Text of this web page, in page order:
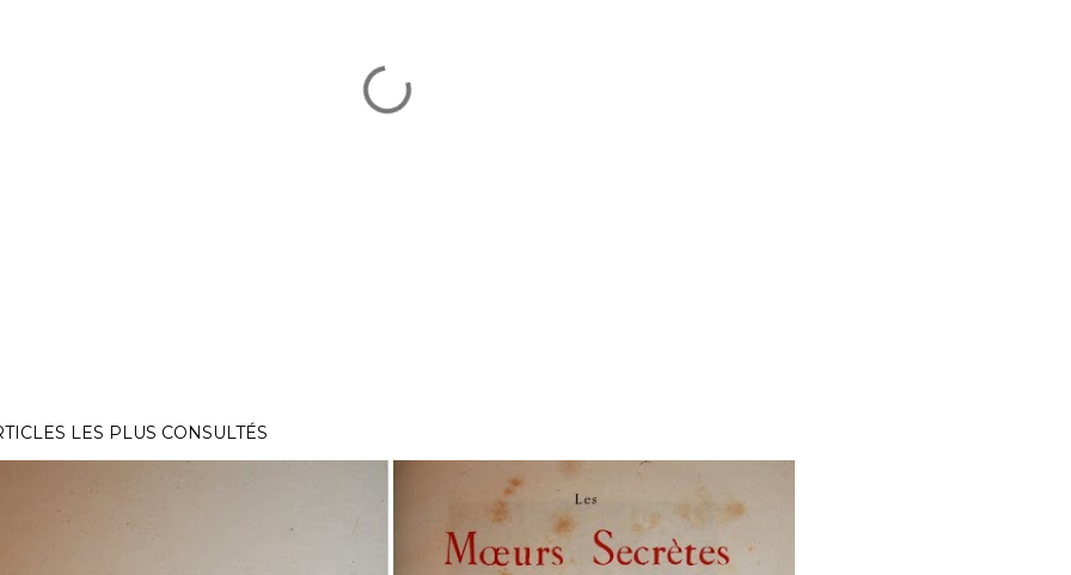
LES PLUS CONSULTÉS